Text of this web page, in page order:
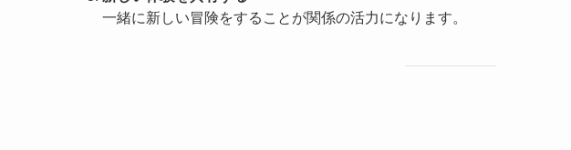
一緒に新しい冒険をすることが関係の活力になります。